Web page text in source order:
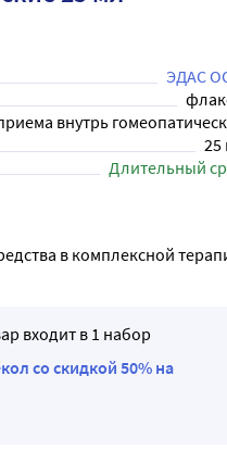
ЭДАС
внутрь
25
Длительный
в комплексной
входит в 1 набор
со скидкой 50% на